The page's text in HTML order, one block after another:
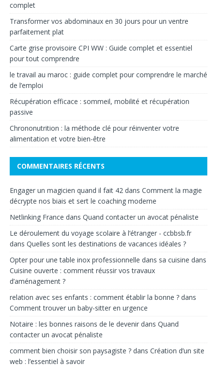
complet
Transformer vos abdominaux en 30 jours pour un ventre
parfaitement plat
Carte grise provisoire CPI WW : Guide complet et essentiel
pour tout comprendre
le travail au maroc : guide complet pour comprendre le marché
de l’emploi
Récupération efficace : sommeil, mobilité et récupération
passive
Chrononutrition : la méthode clé pour réinventer votre
alimentation et votre bien-être
COMMENTAIRES RÉCENTS
Engager un magicien quand il fait 42 dans Comment la magie
décrypte nos biais et sert le coaching moderne
Netlinking France dans Quand contacter un avocat pénaliste
Le déroulement du voyage scolaire à l’étranger - ccbbsb.fr
dans Quelles sont les destinations de vacances idéales ?
Opter pour une table inox professionnelle dans sa cuisine dans
Cuisine ouverte : comment réussir vos travaux
d’aménagement ?
relation avec ses enfants : comment établir la bonne ? dans
Comment trouver un baby-sitter en urgence
Notaire : les bonnes raisons de le devenir dans Quand
contacter un avocat pénaliste
comment bien choisir son paysagiste ? dans Création d’un site
web : l’essentiel à savoir